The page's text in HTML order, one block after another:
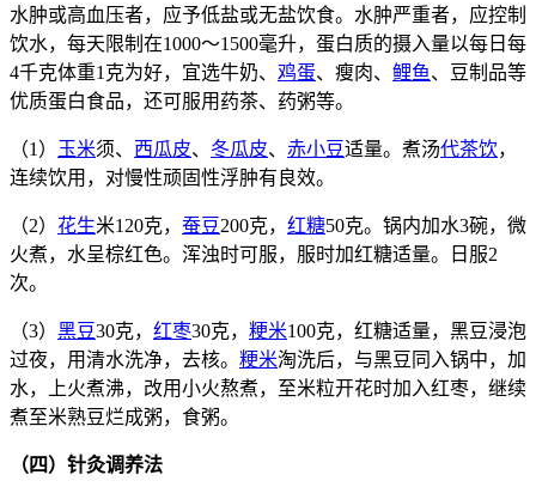
水肿或高血压者，应予低盐或无盐饮食。水肿严重者，应控制
饮水，每天限制在1000～1500毫升，蛋白质的摄入量以每日每
4千克体重1克为好，宜选牛奶、 鸡蛋、瘦肉、 鲤鱼、豆制品等
优质蛋白食品，还可服用药茶、药粥等。
（1） 玉米须、 西瓜皮、 冬瓜皮、 赤小豆适量。煮汤代茶饮，
连续饮用，对慢性顽固性浮肿有良效。
（2） 花生米120克， 蚕豆200克， 红糖50克。锅内加水3碗，微
火煮，水呈棕红色。浑浊时可服，服时加红糖适量。日服2
次。
（3） 黑豆30克， 红枣30克， 粳米100克，红糖适量，黑豆浸泡
过夜，用清水洗净，去核。 粳米淘洗后，与黑豆同入锅中，加
水，上火煮沸，改用小火熬煮，至米粒开花时加入红枣，继续
煮至米熟豆烂成粥，食粥。
（四）针灸调养法